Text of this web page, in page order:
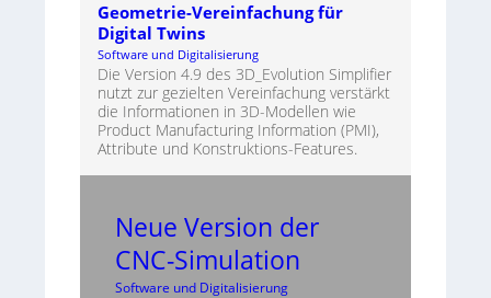
Geometrie-Vereinfachung für
Digital Twins
Software und Digitalisierung
Die Version 4.9 des 3D_Evolution Simplifier
nutzt zur gezielten Vereinfachung verstärkt
die Informationen in 3D-Modellen wie
Product Manufacturing Information (PMI),
Attribute und Konstruktions-Features.
Neue Version der
CNC-Simulation
Software und Digitalisierung